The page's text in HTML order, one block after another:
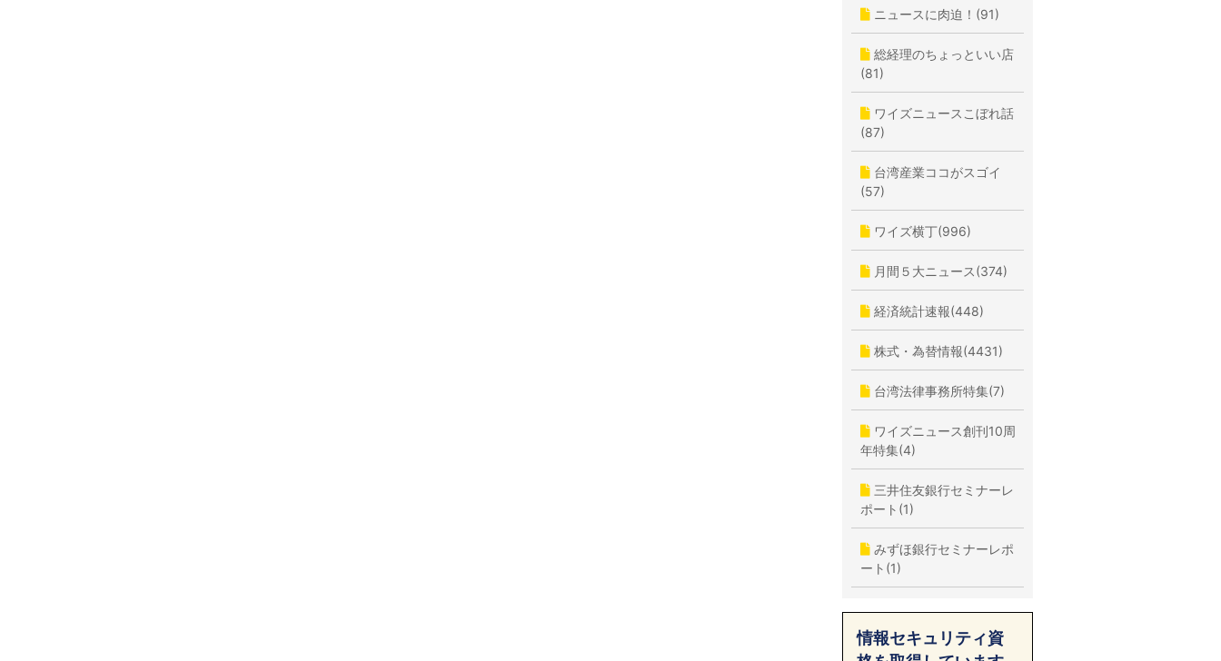
ニュースに肉迫！(91)
総経理のちょっといい店
(81)
ワイズニュースこぼれ話
(87)
台湾産業ココがスゴイ
(57)
ワイズ横丁(996)
月間５大ニュース(374)
経済統計速報(448)
株式・為替情報(4431)
台湾法律事務所特集(7)
ワイズニュース創刊10周
年特集(4)
三井住友銀行セミナーレ
ポート(1)
みずほ銀行セミナーレポ
ート(1)
情報セキュリティ資